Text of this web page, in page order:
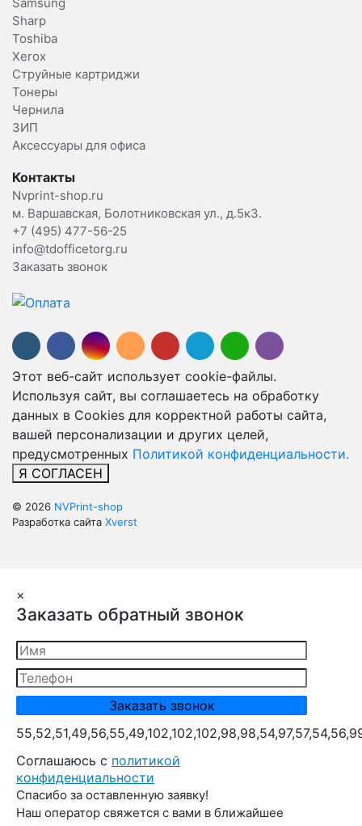
Sharp
Toshiba
Xerox
Струйные картриджи
Тонеры
Чернила
ЗИП
Аксессуары для офиса
Контакты
Nvprint-shop.ru
м. Варшавская, Болотниковская ул., д.5к3.
+7 (495) 477-56-25
info@tdofficetorg.ru
Заказать звонок
Этот веб-сайт использует cookie-файлы.
Используя сайт, вы соглашаетесь на обработку
данных в Cookies для корректной работы сайта,
вашей персонализации и других целей,
предусмотренных Политикой конфиденциальности.
Я СОГЛАСЕН
© 2026 NVPrint-shop
Разработка сайта Xverst
×
Заказать обратный звонок
Cоглашаюсь с политикой
конфиденциальности
Спасибо за оставленную заявку!
Наш оператор свяжется с вами в ближайшее